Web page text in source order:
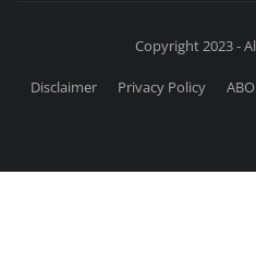
Copyright 2023 -
Disclaimer Privacy Policy